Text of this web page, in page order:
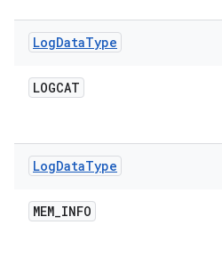
LogDataType
LOGCAT
LogDataType
MEM_INFO